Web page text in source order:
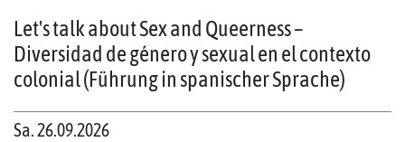
Let's talk about Sex and Queerness –
Diversidad de género y sexual en el contexto
colonial (Führung in spanischer Sprache)
Sa. 26.09.2026